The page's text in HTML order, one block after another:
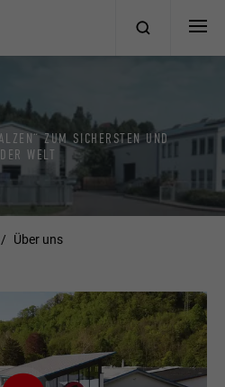
ZUM SICHERSTEN UND
WELT
Über uns